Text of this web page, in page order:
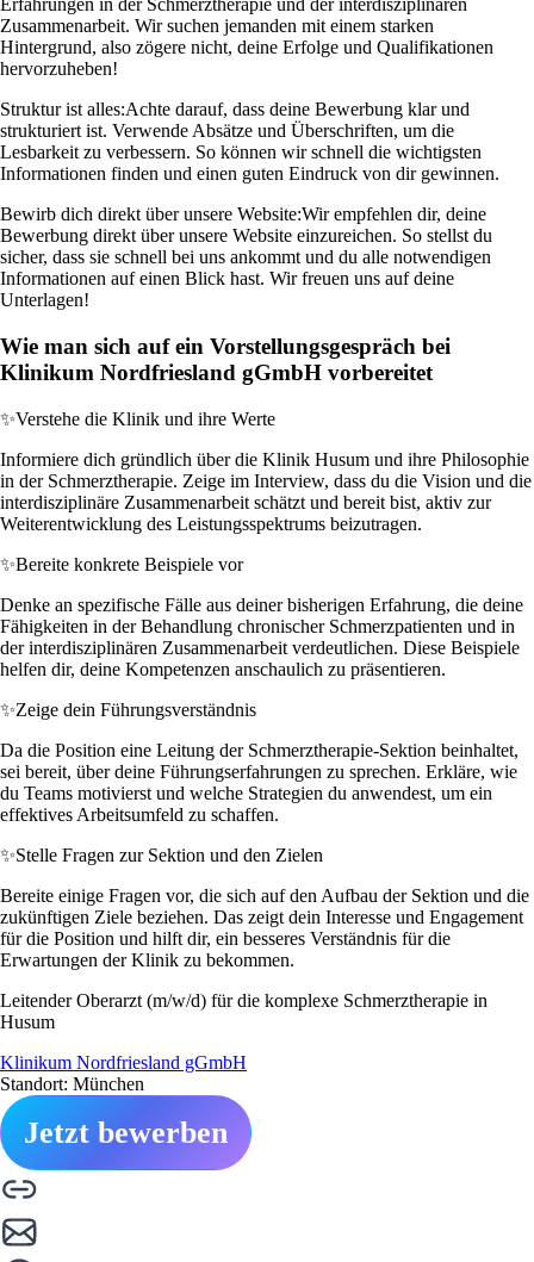
Erfahrungen in der Schmerztherapie und der interdisziplinären
Zusammenarbeit. Wir suchen jemanden mit einem starken
Hintergrund, also zögere nicht, deine Erfolge und Qualifikationen
hervorzuheben!
Struktur ist alles:Achte darauf, dass deine Bewerbung klar und
strukturiert ist. Verwende Absätze und Überschriften, um die
Lesbarkeit zu verbessern. So können wir schnell die wichtigsten
Informationen finden und einen guten Eindruck von dir gewinnen.
Bewirb dich direkt über unsere Website:Wir empfehlen dir, deine
Bewerbung direkt über unsere Website einzureichen. So stellst du
sicher, dass sie schnell bei uns ankommt und du alle notwendigen
Informationen auf einen Blick hast. Wir freuen uns auf deine
Unterlagen!
Wie man sich auf ein Vorstellungsgespräch bei
Klinikum Nordfriesland gGmbH vorbereitet
✨Verstehe die Klinik und ihre Werte
Informiere dich gründlich über die Klinik Husum und ihre Philosophie
in der Schmerztherapie. Zeige im Interview, dass du die Vision und die
interdisziplinäre Zusammenarbeit schätzt und bereit bist, aktiv zur
Weiterentwicklung des Leistungsspektrums beizutragen.
✨Bereite konkrete Beispiele vor
Denke an spezifische Fälle aus deiner bisherigen Erfahrung, die deine
Fähigkeiten in der Behandlung chronischer Schmerzpatienten und in
der interdisziplinären Zusammenarbeit verdeutlichen. Diese Beispiele
helfen dir, deine Kompetenzen anschaulich zu präsentieren.
✨Zeige dein Führungsverständnis
Da die Position eine Leitung der Schmerztherapie-Sektion beinhaltet,
sei bereit, über deine Führungserfahrungen zu sprechen. Erkläre, wie
du Teams motivierst und welche Strategien du anwendest, um ein
effektives Arbeitsumfeld zu schaffen.
✨Stelle Fragen zur Sektion und den Zielen
Bereite einige Fragen vor, die sich auf den Aufbau der Sektion und die
zukünftigen Ziele beziehen. Das zeigt dein Interesse und Engagement
für die Position und hilft dir, ein besseres Verständnis für die
Erwartungen der Klinik zu bekommen.
Leitender Oberarzt (m/w/d) für die komplexe Schmerztherapie in
Husum
Klinikum Nordfriesland gGmbH
Standort: München
Jetzt bewerben